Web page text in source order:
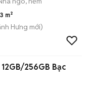
m²
Hưng mới)
256GB Bạc